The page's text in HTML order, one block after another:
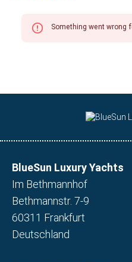
BlueSun Luxury Yachts
Im Bethmannhof
Bethmannstr. 7-9
60311 Frankfurt
Deutschland